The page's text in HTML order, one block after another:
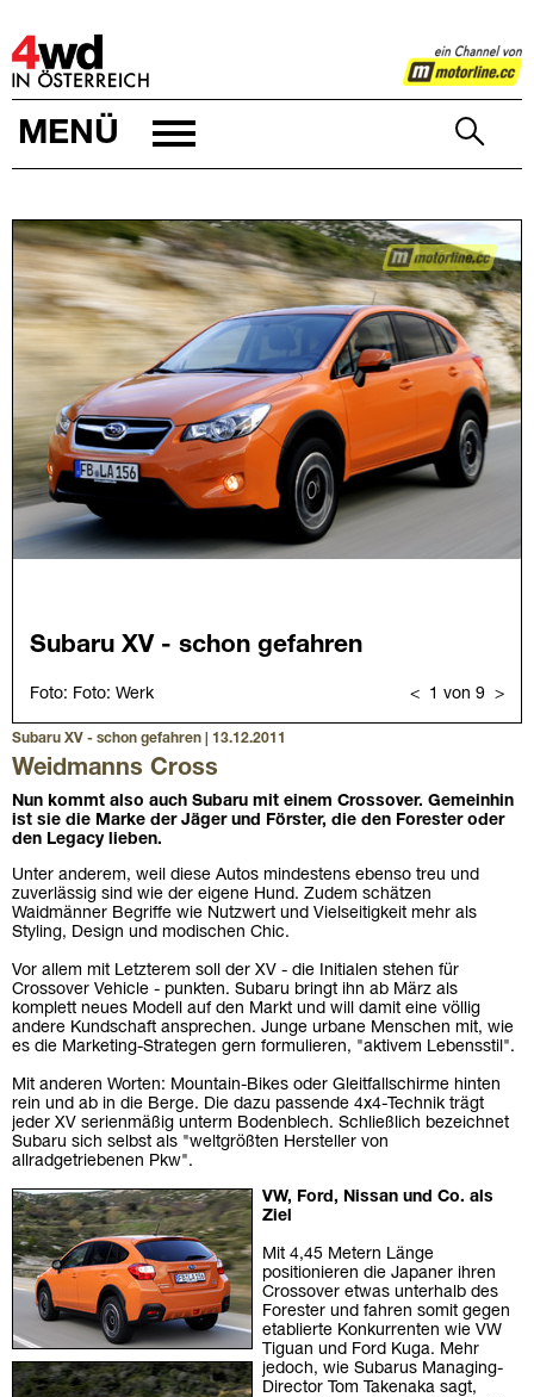
4WD
MENÜ
Subaru XV - schon gefahren | 13.12.2011
Weidmanns Cross
Nun kommt also auch Subaru mit einem Crossover. Gemeinhin
ist sie die Marke der Jäger und Förster, die den Forester oder
den Legacy lieben.
Unter anderem, weil diese Autos mindestens ebenso treu und
zuverlässig sind wie der eigene Hund. Zudem schätzen
Waidmänner Begriffe wie Nutzwert und Vielseitigkeit mehr als
Styling, Design und modischen Chic.
Vor allem mit Letzterem soll der XV - die Initialen stehen für
Crossover Vehicle - punkten. Subaru bringt ihn ab März als
komplett neues Modell auf den Markt und will damit eine völlig
andere Kundschaft ansprechen. Junge urbane Menschen mit, wie
es die Marketing-Strategen gern formulieren, "aktivem Lebensstil".
Mit anderen Worten: Mountain-Bikes oder Gleitfallschirme hinten
rein und ab in die Berge. Die dazu passende 4x4-Technik trägt
jeder XV serienmäßig unterm Bodenblech. Schließlich bezeichnet
Subaru sich selbst als "weltgrößten Hersteller von
allradgetriebenen Pkw".
VW, Ford, Nissan und Co. als
Ziel
Mit 4,45 Metern Länge
positionieren die Japaner ihren
Crossover etwas unterhalb des
Forester und fahren somit gegen
etablierte Konkurrenten wie VW
Tiguan und Ford Kuga. Mehr
jedoch, wie Subarus Managing-
Director Tom Takenaka sagt,